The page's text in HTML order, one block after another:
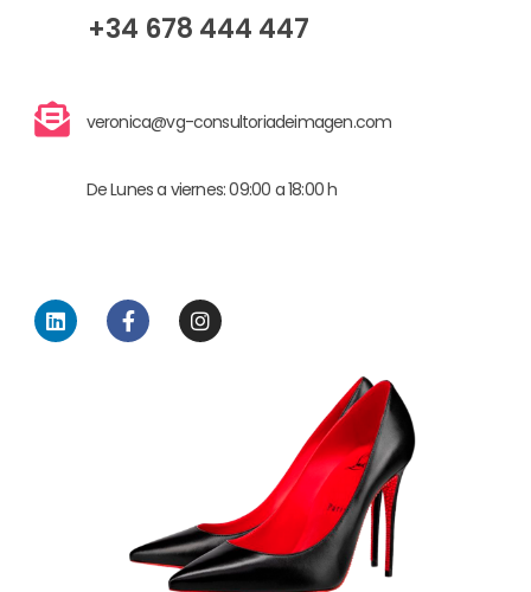
+34 678 444 447
veronica@vg-consultoriadeimagen.com
De Lunes a viernes: 09:00 a 18:00 h